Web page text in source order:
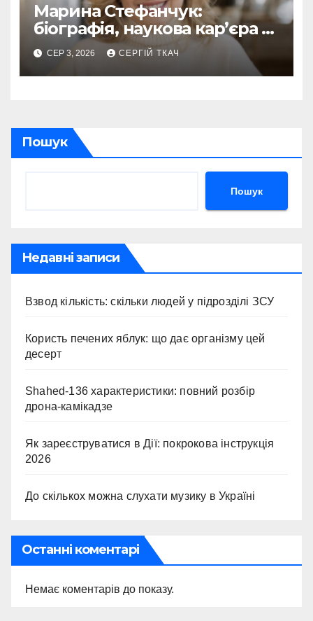
Марина Стефанчук:
біографія, наукова кар’єра та
сім’я
СЕР 3, 2026 СЕРГІЙ ТКАЧ
Пошук
Пошук
Недавні записи
Взвод кількість: скільки людей у підрозділі ЗСУ
Користь печених яблук: що дає організму цей
десерт
Shahed-136 характеристики: повний розбір
дрона-камікадзе
Як зареєструватися в Дії: покрокова інструкція
2026
До скількох можна слухати музику в Україні
Останні коментарі
Немає коментарів до показу.